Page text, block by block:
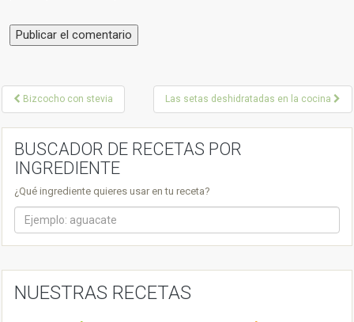
P
o
v
i
Bizcocho con stevia Las setas deshidratadas en la cocina
BUSCADOR DE RECETAS POR
INGREDIENTE
¿Qué ingrediente quieres usar en tu receta?
NUESTRAS RECETAS